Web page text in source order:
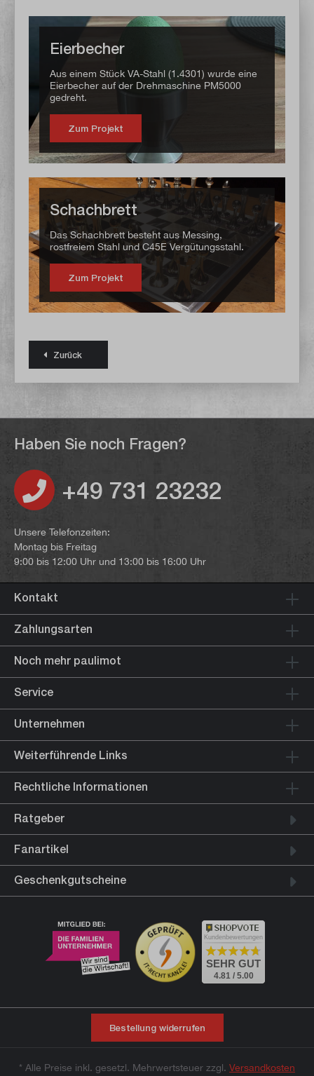
Eierbecher
Aus einem Stück VA-Stahl (1.4301) wurde eine
Eierbecher auf der Drehmaschine PM5000
gedreht.
Zum Projekt
Schachbrett
Das Schachbrett besteht aus Messing,
rostfreiem Stahl und C45E Vergütungsstahl.
Zum Projekt
Zurück
Haben Sie noch Fragen?
+49 731 23232
Unsere Telefonzeiten:
Montag bis Freitag
9:00 bis 12:00 Uhr und 13:00 bis 16:00 Uhr
Kontakt
Zahlungsarten
Noch mehr paulimot
Service
Unternehmen
Weiterführende Links
Rechtliche Informationen
Ratgeber
Fanartikel
Geschenkgutscheine
Kundenbewertungen
SEHR GUT
4.81 / 5.00
Bestellung widerrufen
* Alle Preise inkl. gesetzl. Mehrwertsteuer zzgl. Versandkosten